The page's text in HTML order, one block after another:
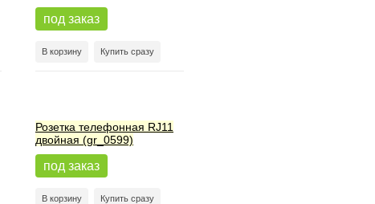
под заказ
В корзину Купить сразу
Розетка телефонная RJ11
двойная (gr_0599)
под заказ
В корзину Купить сразу